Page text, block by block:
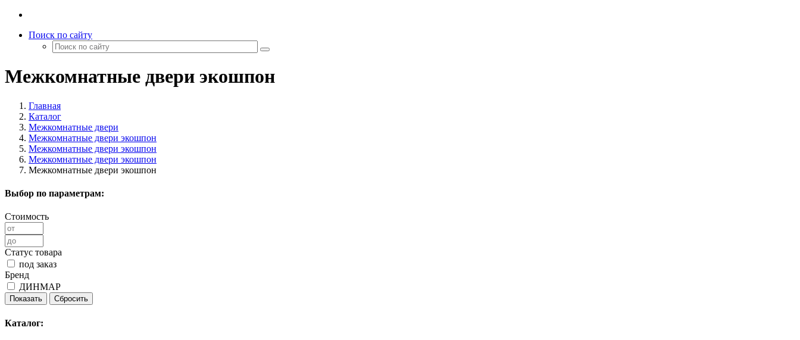
Поиск по сайту
Межкомнатные двери экошпон
Главная
Каталог
Межкомнатные двери
Межкомнатные двери экошпон
Межкомнатные двери экошпон
Межкомнатные двери экошпон
Межкомнатные двери экошпон
Выбор по параметрам:
Стоимость
Статус товара
под заказ
Бренд
ДИНМАР
Каталог: